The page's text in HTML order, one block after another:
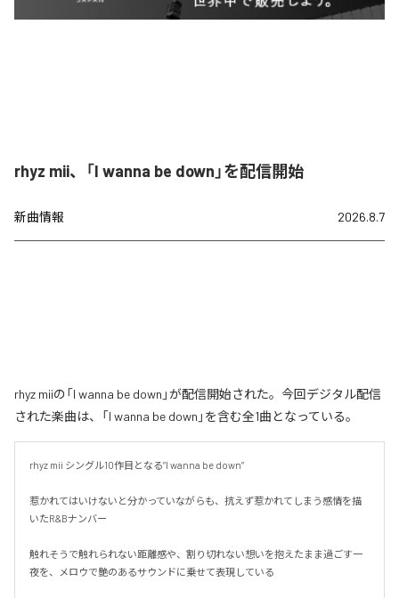
rhyz mii、「I wanna be down」を配信開始
新曲情報 2026.8.7
rhyz miiの「I wanna be down」が配信開始された。今回デジタル配信
された楽曲は、「I wanna be down」を含む全1曲となっている。
rhyz mii シングル10作目となる”I wanna be down”
惹かれてはいけないと分かっていながらも、抗えず惹かれてしまう感情を描
いたR&Bナンバー
触れそうで触れられない距離感や、割り切れない想いを抱えたまま過ごす一
夜を、メロウで艶のあるサウンドに乗せて表現している